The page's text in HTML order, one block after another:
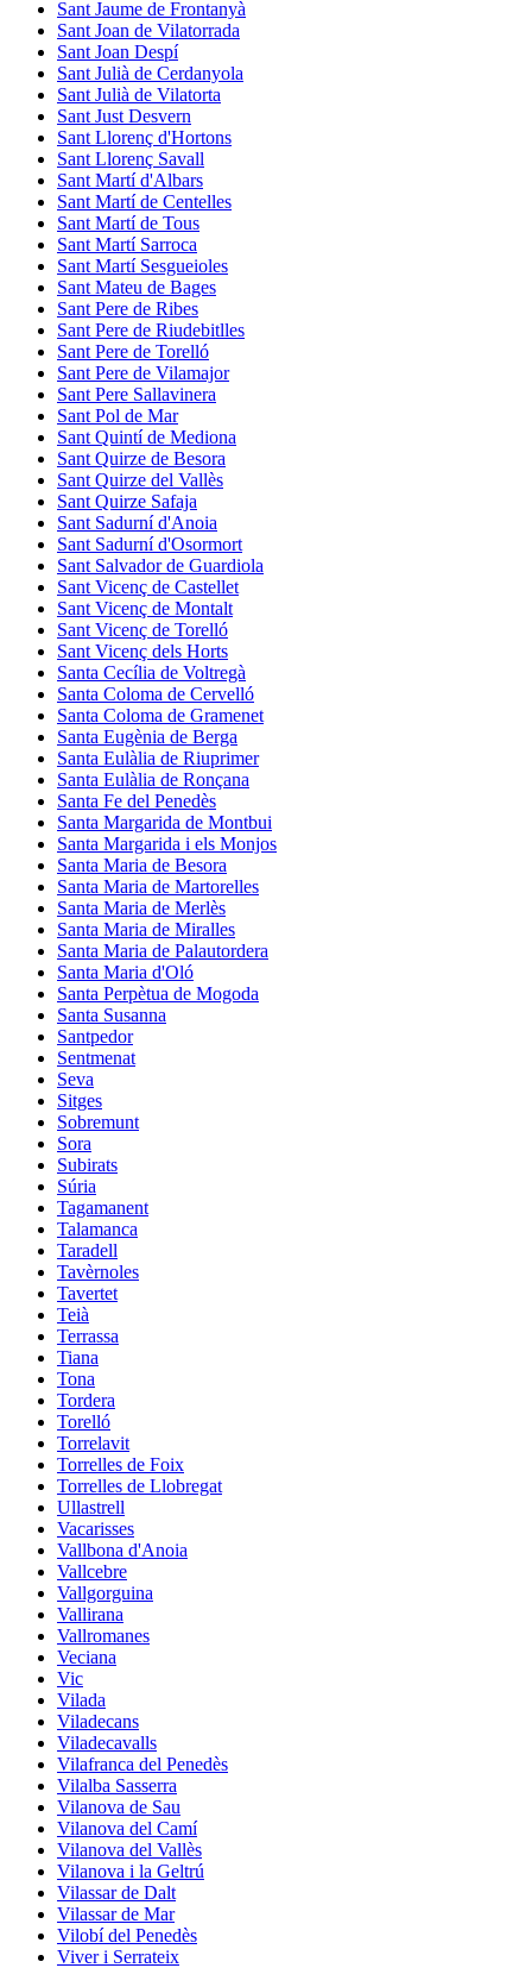
Sant Jaume de Frontanyà
Sant Joan de Vilatorrada
Sant Joan Despí
Sant Julià de Cerdanyola
Sant Julià de Vilatorta
Sant Just Desvern
Sant Llorenç d'Hortons
Sant Llorenç Savall
Sant Martí d'Albars
Sant Martí de Centelles
Sant Martí de Tous
Sant Martí Sarroca
Sant Martí Sesgueioles
Sant Mateu de Bages
Sant Pere de Ribes
Sant Pere de Riudebitlles
Sant Pere de Torelló
Sant Pere de Vilamajor
Sant Pere Sallavinera
Sant Pol de Mar
Sant Quintí de Mediona
Sant Quirze de Besora
Sant Quirze del Vallès
Sant Quirze Safaja
Sant Sadurní d'Anoia
Sant Sadurní d'Osormort
Sant Salvador de Guardiola
Sant Vicenç de Castellet
Sant Vicenç de Montalt
Sant Vicenç de Torelló
Sant Vicenç dels Horts
Santa Cecília de Voltregà
Santa Coloma de Cervelló
Santa Coloma de Gramenet
Santa Eugènia de Berga
Santa Eulàlia de Riuprimer
Santa Eulàlia de Ronçana
Santa Fe del Penedès
Santa Margarida de Montbui
Santa Margarida i els Monjos
Santa Maria de Besora
Santa Maria de Martorelles
Santa Maria de Merlès
Santa Maria de Miralles
Santa Maria de Palautordera
Santa Maria d'Oló
Santa Perpètua de Mogoda
Santa Susanna
Santpedor
Sentmenat
Seva
Sitges
Sobremunt
Sora
Subirats
Súria
Tagamanent
Talamanca
Taradell
Tavèrnoles
Tavertet
Teià
Terrassa
Tiana
Tona
Tordera
Torelló
Torrelavit
Torrelles de Foix
Torrelles de Llobregat
Ullastrell
Vacarisses
Vallbona d'Anoia
Vallcebre
Vallgorguina
Vallirana
Vallromanes
Veciana
Vic
Vilada
Viladecans
Viladecavalls
Vilafranca del Penedès
Vilalba Sasserra
Vilanova de Sau
Vilanova del Camí
Vilanova del Vallès
Vilanova i la Geltrú
Vilassar de Dalt
Vilassar de Mar
Vilobí del Penedès
Viver i Serrateix